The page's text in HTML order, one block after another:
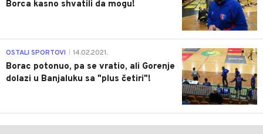
Borca kasno shvatili da mogu!
3
OSTALI SPORTOVI 14.02.2021.
Borac potonuo, pa se vratio, ali Gorenje
dolazi u Banjaluku sa "plus četiri"!